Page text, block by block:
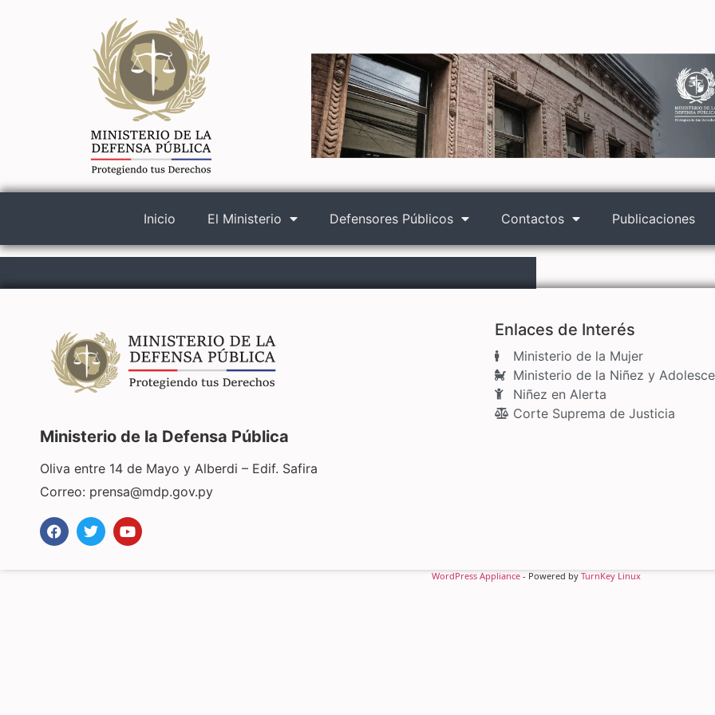
Inicio El Ministerio Defensores Públicos Contactos Publicaciones
Ministerio de la Defensa Pública
Oliva entre 14 de Mayo y Alberdi – Edif. Safira
Correo: prensa@mdp.gov.py
Enlaces de Interés
Ministerio de la Mujer
Ministerio de la Niñez y
Niñez en Alerta
Corte Suprema de Justicia
WordPress Appliance - Powered by TurnKey Linux